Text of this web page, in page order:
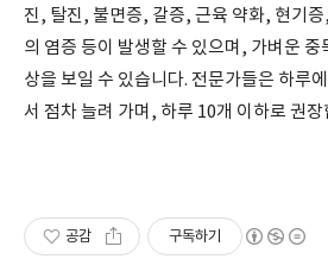
진, 탈진, 불면증, 갈증, 근육 약화, 현기
의 염증 등이 발생할 수 있으며, 가벼운
상을 보일 수 있습니다. 전문가들은 하루
서 점차 늘려 가며, 하루 10개 이하로 권장
공감 구독하기